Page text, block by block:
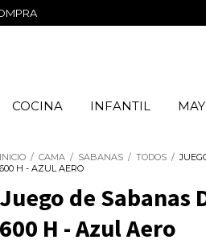
COCINA INFANTIL
INICIO / CAMA / SABANAS / TODOS /
600 H - AZUL AERO
Juego de Sabanas
600 H - Azul Aero